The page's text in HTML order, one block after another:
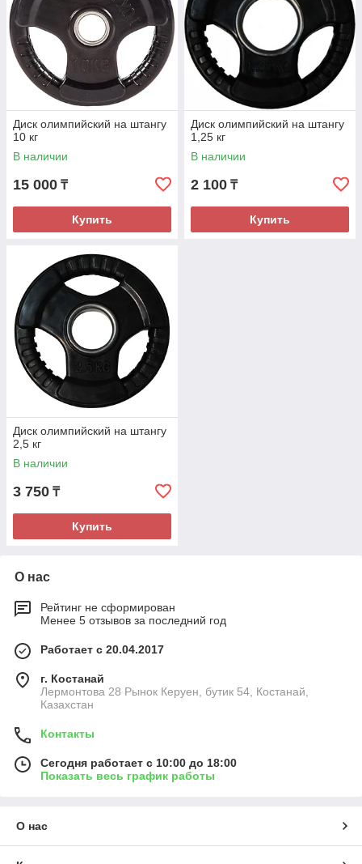
Диск олимпийский на штангу
10 кг
В наличии
15 000 ₸
Купить
Диск олимпийский на штангу
1,25 кг
В наличии
2 100 ₸
Купить
Диск олимпийский на штангу
2,5 кг
В наличии
3 750 ₸
Купить
О нас
Рейтинг не сформирован
Менее 5 отзывов за последний год
Работает с 20.04.2017
г. Костанай
Лермонтова 28 Рынок Керуен, бутик 54, Костанай,
Казахстан
Контакты
Сегодня работает с 10:00 до 18:00
Показать весь график работы
О нас